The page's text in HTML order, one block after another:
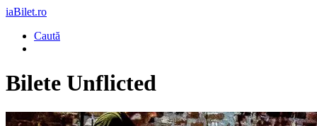
iaBilet.ro
Caută
Bilete Unflicted